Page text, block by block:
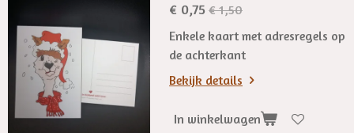
€ 0,75 € 1,50
Enkele kaart met adresregels op
de achterkant
Bekijk details
In winkelwagen